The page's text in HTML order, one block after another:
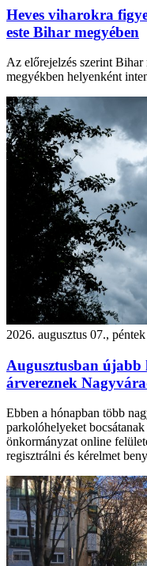
Heves viharokra
este Bihar megyében
Az előrejelzés szerint Bihar
megyékben helyenként
2026. augusztus 07., péntek
Augusztusban újabb
árvereznek
Ebben a hónapban több
parkolóhelyeket
önkormányzat online
regisztrálni és kérelmet